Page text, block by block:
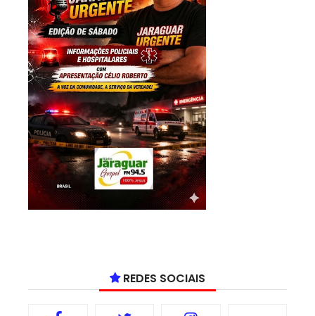
REDES SOCIAIS